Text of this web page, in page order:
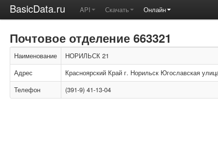
BasicData.ru API Скачать Онлайн
Почтовое отделение 663321
Наименование
НОРИЛЬСК 21
Адрес
Красноярский Край г. Норильск Югославская
Телефон
(391-9) 41-13-04